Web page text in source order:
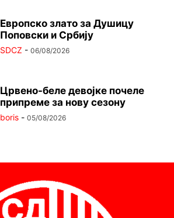
Европско злато за Душицу
Поповски и Србију
SDCZ - 06/08/2026
Црвено-беле девојке почеле
припреме за нову сезону
boris - 05/08/2026